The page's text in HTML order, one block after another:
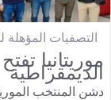
التصفيات المؤهلة
موريتانيا
الديمقراطية
دشن المنتخب